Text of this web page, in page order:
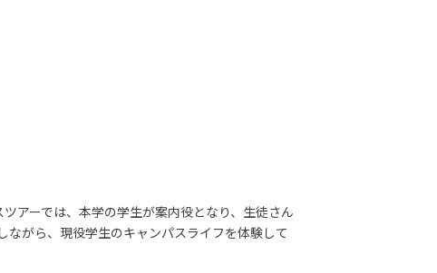
アーでは、本学の学生が案内役となり、生徒さん
がら、現役学生のキャンパスライフを体験して